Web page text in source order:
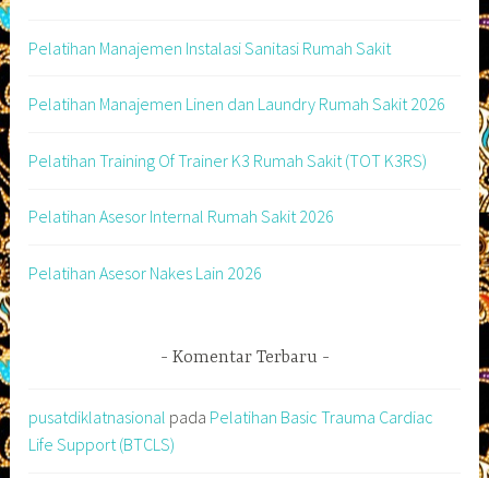
Pelatihan Manajemen Instalasi Sanitasi Rumah Sakit
Pelatihan Manajemen Linen dan Laundry Rumah Sakit 2026
Pelatihan Training Of Trainer K3 Rumah Sakit (TOT K3RS)
Pelatihan Asesor Internal Rumah Sakit 2026
Pelatihan Asesor Nakes Lain 2026
Komentar Terbaru
pusatdiklatnasional pada Pelatihan Basic Trauma Cardiac
Life Support (BTCLS)